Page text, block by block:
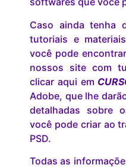
Caso ainda tenha
tutoriais e
você pode
nossos site com
clicar aqui em
Adobe, que lhe
detalhadas sobre
você pode criar ao
PSD.
Todas as